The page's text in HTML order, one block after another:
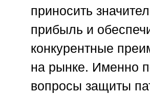
приносить
прибыль и
конкурентные
на рынке. Именно
вопросы защиты